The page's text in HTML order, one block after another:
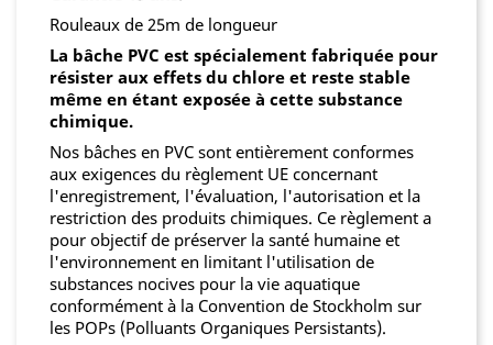
Rouleaux de 25m de longueur
La bâche PVC est spécialement fabriquée pour
résister aux effets du chlore et reste stable
même en étant exposée à cette substance
chimique.
Nos bâches en PVC sont entièrement conformes
aux exigences du règlement UE concernant
l'enregistrement, l'évaluation, l'autorisation et la
restriction des produits chimiques. Ce règlement a
pour objectif de préserver la santé humaine et
l'environnement en limitant l'utilisation de
substances nocives pour la vie aquatique
conformément à la Convention de Stockholm sur
les POPs (Polluants Organiques Persistants).